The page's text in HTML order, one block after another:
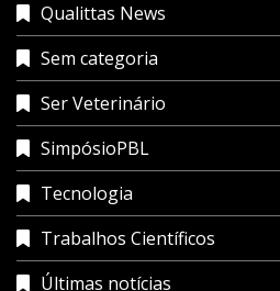
Qualittas News
Sem categoria
Ser Veterinário
SimpósioPBL
Tecnologia
Trabalhos Científicos
Últimas notícias